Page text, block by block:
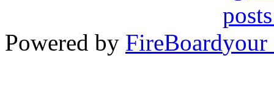
Powered by FireBoard